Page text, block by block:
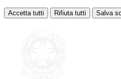
Accetta tutti Rifiuta tutti Salva